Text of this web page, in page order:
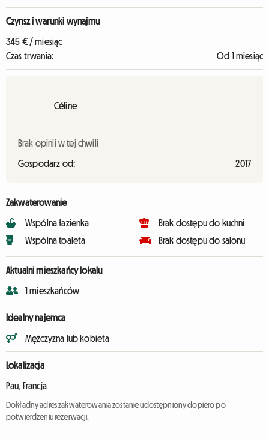
Czynsz i warunki wynajmu
345 € / miesiąc
Czas trwania:
Od 1 miesiąc
Céline
Brak opinii w tej chwili
Gospodarz od: 2017
Zakwaterowanie
Wspólna łazienka
Wspólna toaleta
Brak dostępu do kuchni
Brak dostępu do salonu
Aktualni mieszkańcy lokalu
1 mieszkańców
Idealny najemca
Mężczyzna lub kobieta
Lokalizacja
Pau, Francja
Dokładny adres zakwaterowania zostanie udostępniony dopiero po
potwierdzeniu rezerwacji.